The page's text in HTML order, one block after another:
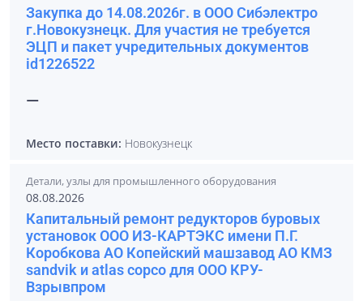
Закупка до 14.08.2026г. в ООО Сибэлектро
г.Новокузнецк. Для участия не требуется
ЭЦП и пакет учредительных документов
id1226522
—
Место поставки: Новокузнецк
Детали, узлы для промышленного оборудования
08.08.2026
Капитальный ремонт редукторов буровых
установок ООО ИЗ-КАРТЭКС имени П.Г.
Коробкова АО Копейский машзавод АО КМЗ
sandvik и atlas copco для ООО КРУ-
Взрывпром